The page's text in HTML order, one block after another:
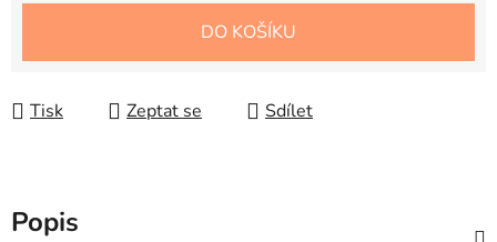
DO KOŠÍKU
Tisk Zeptat se Sdílet
Popis